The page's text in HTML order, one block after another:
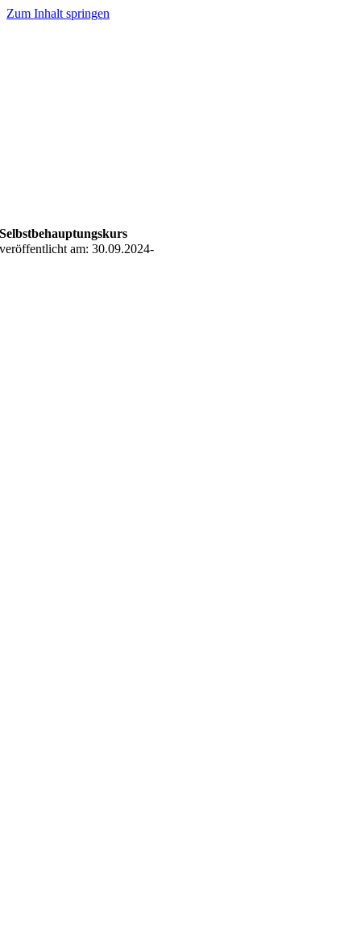
Zum Inhalt springen
Selbstbehauptungskurs
veröffentlicht am: 30.09.2024-